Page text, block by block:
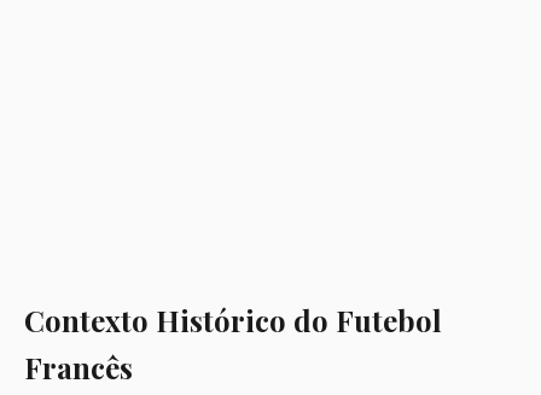
Contexto Histórico do Futebol
Francês